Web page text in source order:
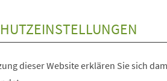
dieser Website erklären Sie sich